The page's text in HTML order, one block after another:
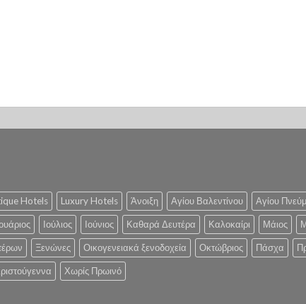
Hotels Luxury Hotels Άνοιξη Αγίου Βαλεντίνου Αγίου
Ιούλιος Ιούνιος Καθαρά Δευτέρα Καλοκαίρι Μάιος
Ξενώνες Οικογενειακά ξενοδοχεία Οκτώβριος Πάσχα
Χωρίς Πρωινό